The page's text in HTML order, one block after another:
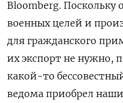
Bloomberg. Поскольку
военных целей и
для гражданского
их экспорт не нужно,
какой-то
ведома приобрел